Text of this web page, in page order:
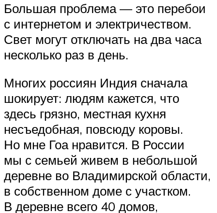
Большая проблема — это перебои
с интернетом и электричеством.
Свет могут отключать на два часа
несколько раз в день.
Многих россиян Индия сначала
шокирует: людям кажется, что
здесь грязно, местная кухня
несъедобная, повсюду коровы.
Но мне Гоа нравится. В России
мы с семьей живем в небольшой
деревне во Владимирской области,
в собственном доме с участком.
В деревне всего 40 домов,